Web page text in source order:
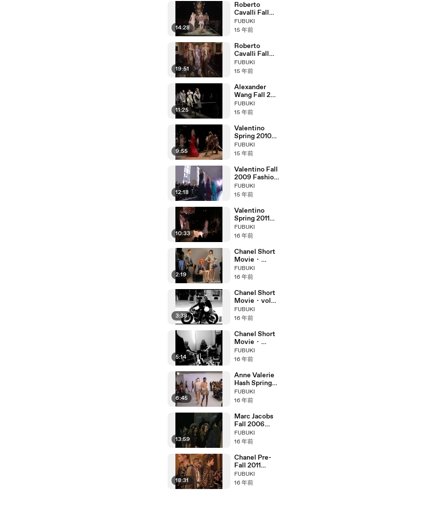
14:28
Roberto
Cavalli Fall
2011 Fashion
Show (full)
FUBUKI
15 年前
19:51
Roberto
Cavalli Fall
2005 Fashion
Show (full)
FUBUKI
15 年前
11:25
Alexander
Wang Fall 2011
Fashion Show
(full)
FUBUKI
15 年前
9:55
Valentino
Spring 2010
Haute
Couture
(full)
FUBUKI
15 年前
12:18
Valentino Fall
2009 Fashion
Show (full)
FUBUKI
15 年前
10:33
Valentino
Spring 2011
Haute
Couture
(full)
FUBUKI
16 年前
2:19
Chanel Short
Movie・
Window World
FUBUKI
16 年前
3:38
Chanel Short
Movie・vol
de jour
FUBUKI
16 年前
5:14
Chanel Short
Movie・
Fitting Room
Follies
FUBUKI
16 年前
6:45
Anne Valerie
Hash Spring
2011 Fashion
Show (full)
FUBUKI
16 年前
13:59
Marc Jacobs
Fall 2006
Fashion Show
(full)
FUBUKI
16 年前
18:31
Chanel Pre-
Fall 2011
Paris-Byzance
Fashion Show
FUBUKI
16 年前